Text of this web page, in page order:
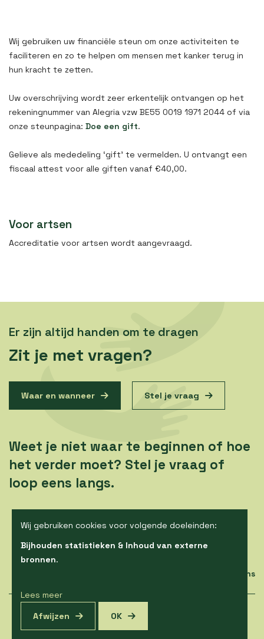
Wij gebruiken uw financiële steun om onze activiteiten te
faciliteren en zo te helpen om mensen met kanker terug in
hun kracht te zetten.
Uw overschrijving wordt zeer erkentelijk ontvangen op het
rekeningnummer van Alegria vzw BE55 0019 1971 2044 of via
onze steunpagina: Doe een gift.
Gelieve als mededeling ‘gift’ te vermelden. U ontvangt een
fiscaal attest voor alle giften vanaf €40,00.
Voor artsen
Accreditatie voor artsen wordt aangevraagd.
Er zijn altijd handen om te dragen
Zit je met vragen?
Waar en wanneer Stel je vraag
Weet je niet waar te beginnen of hoe
het verder moet? Stel je vraag of
loop eens langs.
Contacteer ons
© Copyright 2026 | Alegria vzw • Alle rechten voorbehouden •
Wij gebruiken cookies voor volgende doeleinden:
Bijhouden statistieken & Inhoud van externe
bronnen.
Lees meer
Afwijzen
OK